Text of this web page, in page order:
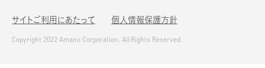
サイトご利用にあたって 個人情報保護方針
Copyright 2022 Amano Corporation. All Rights Reserved.